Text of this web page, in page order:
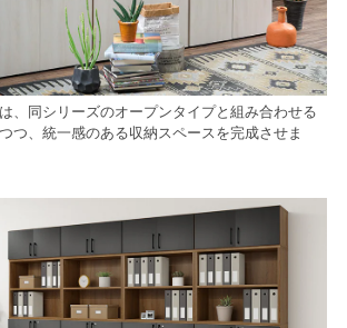
、同シリーズのオープンタイプと組み合わせる
つ、統一感のある収納スペースを完成させま